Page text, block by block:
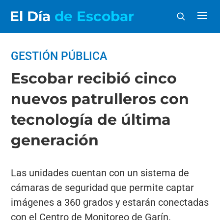
El Día de Escobar
GESTIÓN PÚBLICA
Escobar recibió cinco
nuevos patrulleros con
tecnología de última
generación
Las unidades cuentan con un sistema de
cámaras de seguridad que permite captar
imágenes a 360 grados y estarán conectadas
con el Centro de Monitoreo de Garín.